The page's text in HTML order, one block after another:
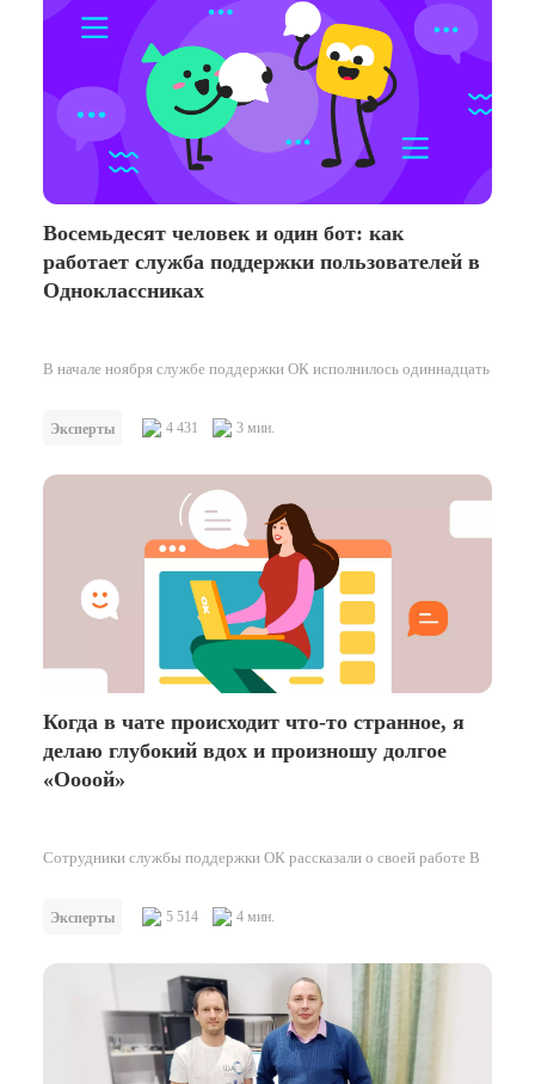
Восемьдесят человек и один бот: как
работает служба поддержки пользователей в
Одноклассниках
В начале ноября службе поддержки ОК исполнилось одиннадцать
Эксперты 4 431 3 мин.
Когда в чате происходит что-то странное, я
делаю глубокий вдох и произношу долгое
«Оооой»
Сотрудники службы поддержки ОК рассказали о своей работе В
бота Асю — интеллектуальную…
Эксперты 5 514 4 мин.